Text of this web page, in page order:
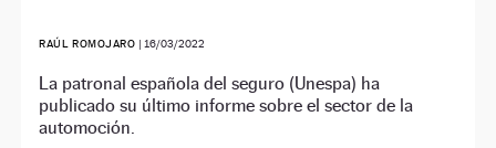
RAÚL ROMOJARO | 16/03/2022
La patronal española del seguro (Unespa) ha
publicado su último informe sobre el sector de la
automoción.